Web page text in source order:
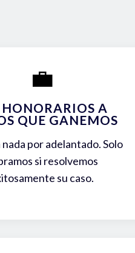
💼
A
QUE GANEMOS
nada por adelantado. Solo
si resolvemos
su caso.